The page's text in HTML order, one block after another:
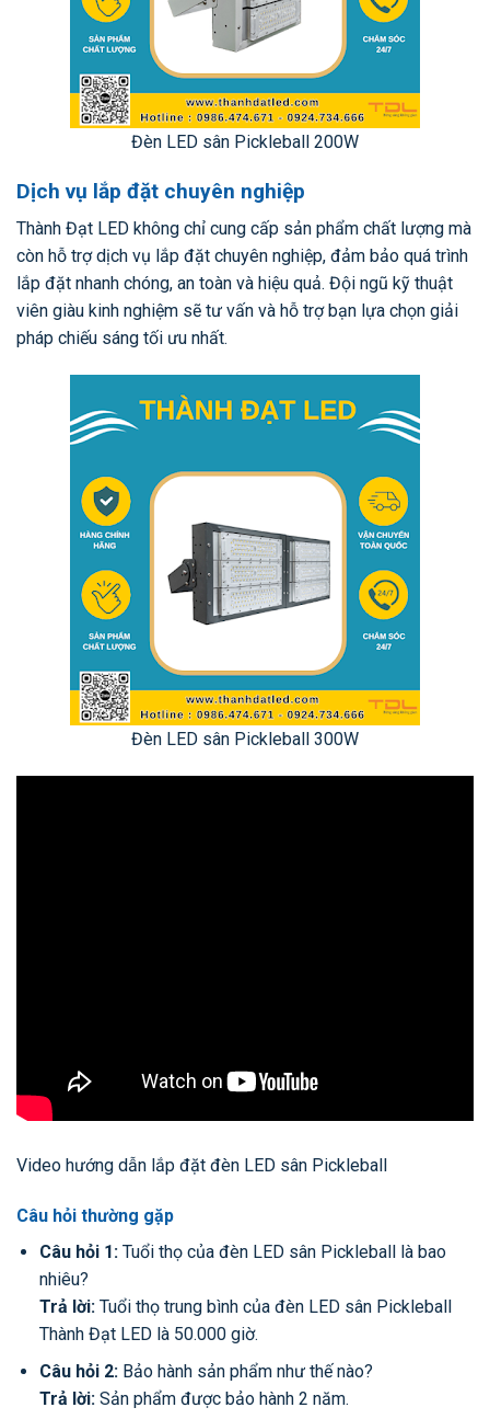
Đèn LED sân Pickleball 200W
Dịch vụ lắp đặt chuyên nghiệp
Thành Đạt LED không chỉ cung cấp sản phẩm chất lượng mà
còn hỗ trợ dịch vụ lắp đặt chuyên nghiệp, đảm bảo quá trình
lắp đặt nhanh chóng, an toàn và hiệu quả. Đội ngũ kỹ thuật
viên giàu kinh nghiệm sẽ tư vấn và hỗ trợ bạn lựa chọn giải
pháp chiếu sáng tối ưu nhất.
Đèn LED sân Pickleball 300W
Video hướng dẫn lắp đặt đèn LED sân Pickleball
Câu hỏi thường gặp
Câu hỏi 1:Tuổi thọ của đèn LED sân Pickleball là bao
nhiêu?
Trả lời:Tuổi thọ trung bình của đèn LED sân Pickleball
Thành Đạt LED là 50.000 giờ.
Câu hỏi 2:Bảo hành sản phẩm như thế nào?
Trả lời:Sản phẩm được bảo hành 2 năm.